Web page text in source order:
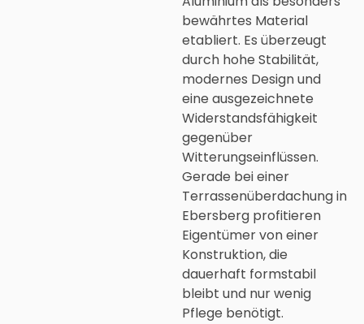
bewährtes Material
etabliert. Es überzeugt
durch hohe Stabilität,
modernes Design und
eine ausgezeichnete
Widerstandsfähigkeit
gegenüber
Witterungseinflüssen.
Gerade bei einer
Terrassenüberdachung in
Ebersberg profitieren
Eigentümer von einer
Konstruktion, die
dauerhaft formstabil
bleibt und nur wenig
Pflege benötigt.